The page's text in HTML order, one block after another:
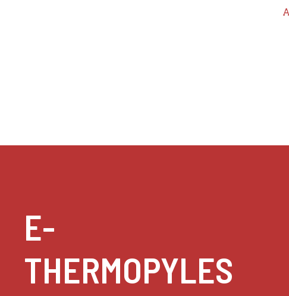
E-
THERMOPYLES